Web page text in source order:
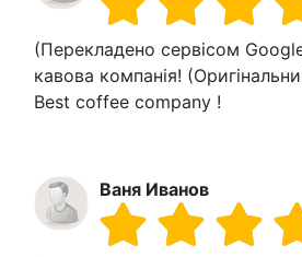
(Перекладено сервісом
кавова компанія!
Best coffee company !
Ваня Иванов